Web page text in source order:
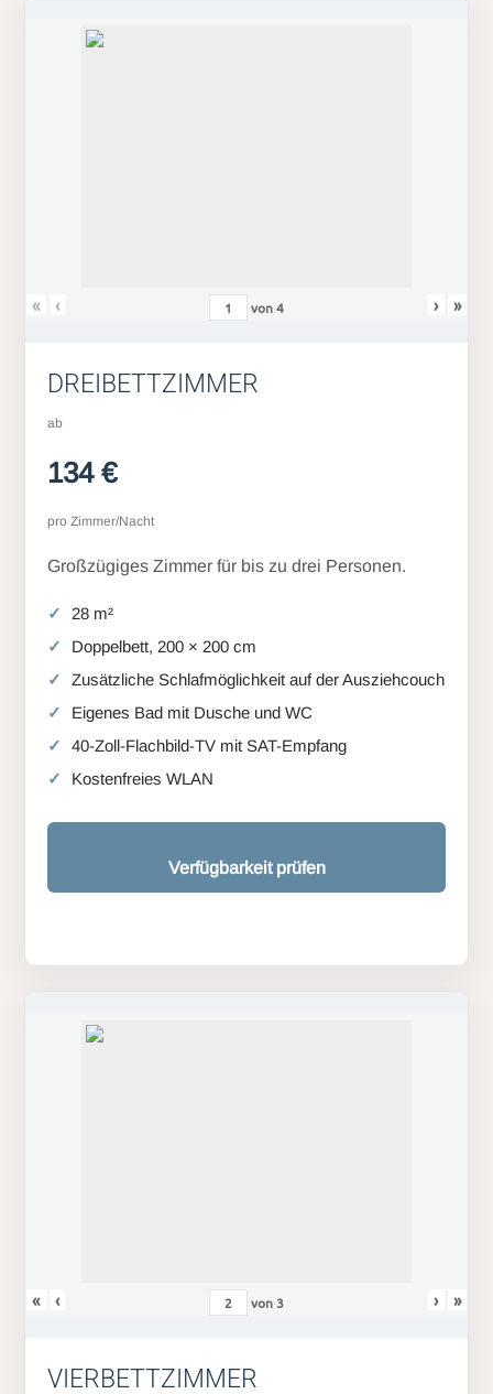
« ‹ von4 › »
DREIBETTZIMMER
ab
134 €
pro Zimmer/Nacht
Großzügiges Zimmer für bis zu drei Personen.
28 m²
Doppelbett, 200 × 200 cm
Zusätzliche Schlafmöglichkeit auf der Ausziehcouch
Eigenes Bad mit Dusche und WC
40-Zoll-Flachbild-TV mit SAT-Empfang
Kostenfreies WLAN
Verfügbarkeit prüfen
« ‹ von3 › »
VIERBETTZIMMER